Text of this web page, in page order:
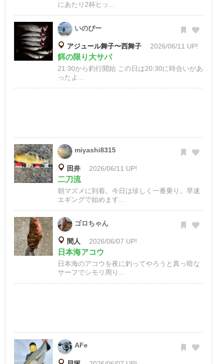
にあたり2杯ヒッ...
いのぴー
アジュール舞子〜西舞子 2026/06/11 UP!
餌の限り大サバ
21:30から釣行開始 この日は20:30に時合いがあ
ったよ...
miyashi8315
田井 2026/06/11 UP!
二刀流
朝マズメに到着。今日は珍しく一番乗り。早速
エギングで始めます...
ゴロちゃん
間人 2026/06/07 UP!
日本海アコウ
日本海のアコウを夜に釣ってやろうと真っ暗な
サーフでシモリ周り...
AFe